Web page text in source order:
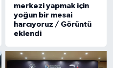
merkezi yapmak için
yoğun bir mesai
harcıyoruz / Görüntü
eklendi